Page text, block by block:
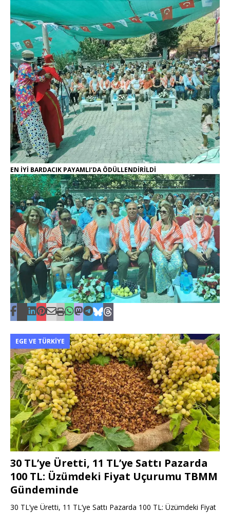
EN İYİ BARDACIK PAYAMLI’DA ÖDÜLLENDİRİLDİ
EGE VE TÜRKIYE
30 TL’ye Üretti, 11 TL’ye Sattı Pazarda
100 TL: Üzümdeki Fiyat Uçurumu TBMM
Gündeminde
30 TL’ye Üretti, 11 TL’ye Sattı Pazarda 100 TL: Üzümdeki Fiyat